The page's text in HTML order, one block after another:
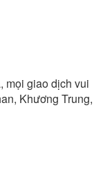
mọi giao dịch vui
Khương Trung,